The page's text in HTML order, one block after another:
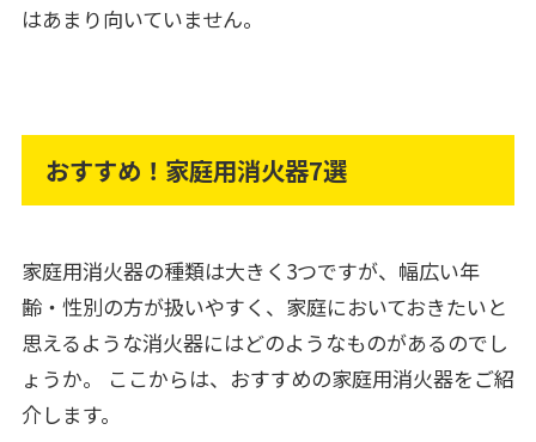
はあまり向いていません。
おすすめ！家庭用消火器7選
家庭用消火器の種類は大きく3つですが、幅広い年
齢・性別の方が扱いやすく、家庭においておきたいと
思えるような消火器にはどのようなものがあるのでし
ょうか。 ここからは、おすすめの家庭用消火器をご紹
介します。